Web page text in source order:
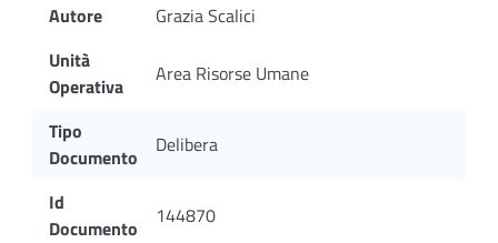
Autore
Grazia Scalici
Unità
Operativa
Area Risorse Umane
Tipo
Documento
Delibera
Id
Documento
144870